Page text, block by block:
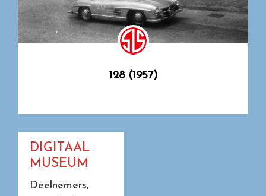
128 (1957)
DIGITAAL
MUSEUM
Deelnemers,